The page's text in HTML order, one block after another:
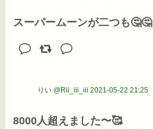
スーパームーンが二つも🤔🤔
りい @Rii_iii_iii 2021-05-22 21:25
8000人超えました〜🥰